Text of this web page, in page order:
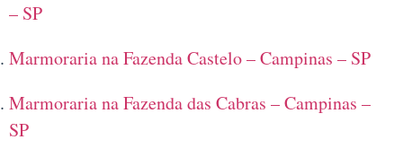
– SP
Marmoraria na Fazenda Castelo – Campinas – SP
Marmoraria na Fazenda das Cabras – Campinas –
SP